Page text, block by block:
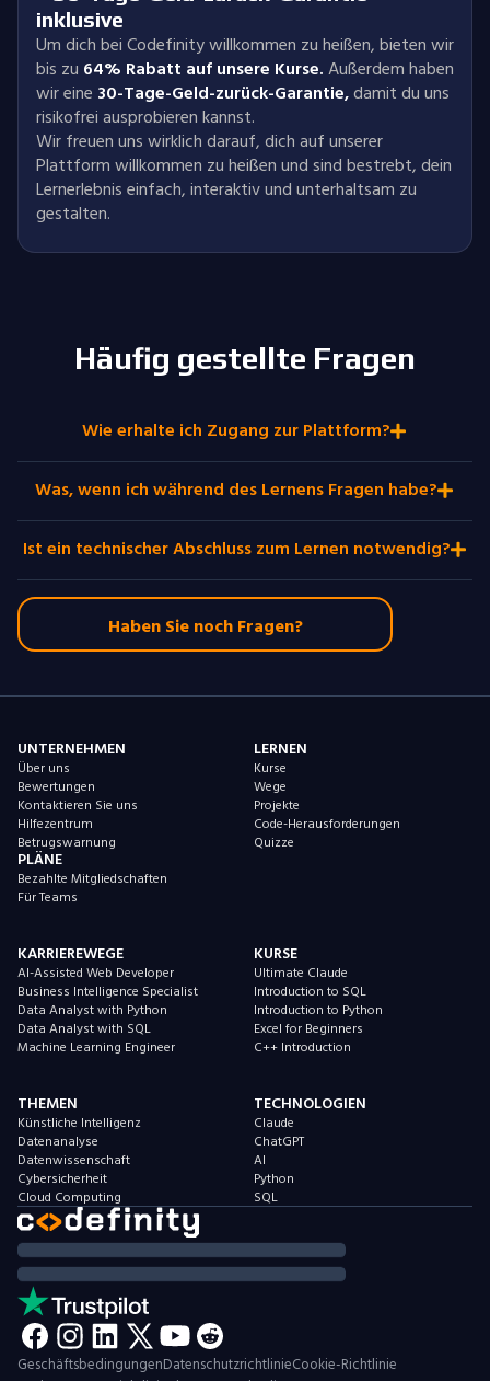
inklusive
Um dich bei Codefinity willkommen zu heißen, bieten wir
bis zu 64% Rabatt auf unsere Kurse.Außerdem haben
wir eine 30-Tage-Geld-zurück-Garantie,damit du uns
risikofrei ausprobieren kannst.
Wir freuen uns wirklich darauf, dich auf unserer
Plattform willkommen zu heißen und sind bestrebt, dein
Lernerlebnis einfach, interaktiv und unterhaltsam zu
gestalten.
Häufig gestellte Fragen
Wie erhalte ich Zugang zur Plattform?
Was, wenn ich während des Lernens Fragen habe?
Ist ein technischer Abschluss zum Lernen notwendig?
Haben Sie noch Fragen?
UNTERNEHMEN
Über uns
Bewertungen
Kontaktieren Sie uns
Hilfezentrum
Betrugswarnung
PLÄNE
Bezahlte Mitgliedschaften
Für Teams
LERNEN
Kurse
Wege
Projekte
Code-Herausforderungen
Quizze
KARRIEREWEGE
AI-Assisted Web Developer
Business Intelligence Specialist
Data Analyst with Python
Data Analyst with SQL
Machine Learning Engineer
KURSE
Ultimate Claude
Introduction to SQL
Introduction to Python
Excel for Beginners
C++ Introduction
THEMEN
Künstliche Intelligenz
Datenanalyse
Datenwissenschaft
Cybersicherheit
Cloud Computing
TECHNOLOGIEN
Claude
ChatGPT
AI
Python
SQL
GeschäftsbedingungenDatenschutzrichtlinieCookie-Richtlinie